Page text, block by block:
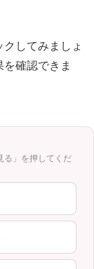
してみましょ
確認できま
る」を押してくだ